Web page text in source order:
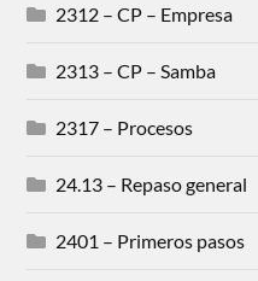
2312 – CP – Empresa
2313 – CP – Samba
2317 – Procesos
24.13 – Repaso general
2401 – Primeros pasos